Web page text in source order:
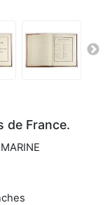
de France.